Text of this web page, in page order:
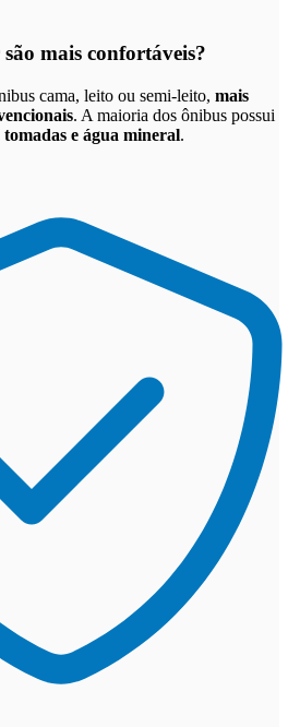
mais confortáveis?
cama, leito ou semi-leito, mais
. A maioria dos ônibus possui
e água mineral.